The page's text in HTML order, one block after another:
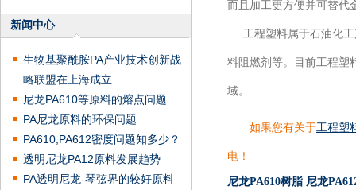
新闻中心
生物基聚酰胺PA产业技术创新战
略联盟在上海成立
尼龙PA610等原料的熔点问题
PA尼龙原料的环保问题
PA610,PA612密度问题知多少？
透明尼龙PA12原料发展趋势
PA透明尼龙-琴弦界的较好原料
而且加工更方便并可替代
工程塑料属于石油化工
料阻燃剂等。目前工程塑
域。
如果您有关于工程塑
电！
尼龙PA610树脂 尼龙